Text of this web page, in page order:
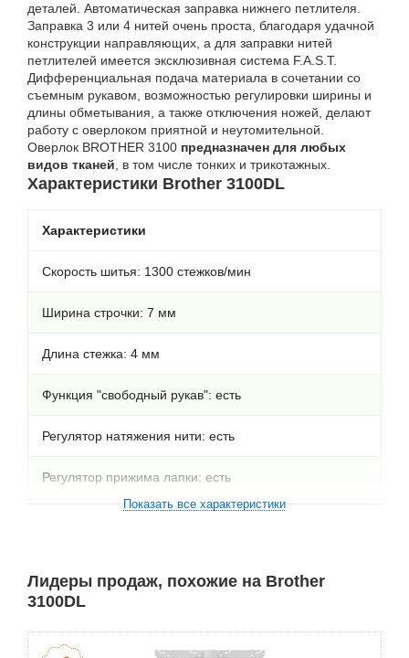
деталей. Автоматическая заправка нижнего петлителя.
Заправка 3 или 4 нитей очень проста, благодаря удачной
конструкции направляющих, а для заправки нитей
петлителей имеется эксклюзивная система F.A.S.T.
Дифференциальная подача материала в сочетании со
съемным рукавом, возможностью регулировки ширины и
длины обметывания, а также отключения ножей, делают
работу с оверлоком приятной и неутомительной.
Оверлок BROTHER 3100 предназначен для любых
видов тканей, в том числе тонких и трикотажных.
Характеристики Brother 3100DL
Характеристики
Скорость шитья: 1300 стежков/мин
Ширина строчки: 7 мм
Длина стежка: 4 мм
Функция "свободный рукав": есть
Регулятор натяжения нити: есть
Регулятор прижима лапки: есть
Система предотвращения перекручивания нити: есть
3,4 нити, пико: есть
Показать все характеристики
Лидеры продаж, похожие на Brother
3100DL